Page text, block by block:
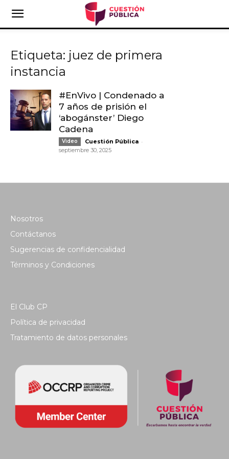
Etiqueta: juez de primera
instancia
#EnVivo | Condenado a
7 años de prisión el
‘abogánster’ Diego
Cadena
Video Cuestión Pública -
septiembre 30, 2025
Nosotros
Contáctanos
Sugerencias de confidencialidad
Términos y Condiciones
El Club CP
Política de privacidad
Tratamiento de datos personales